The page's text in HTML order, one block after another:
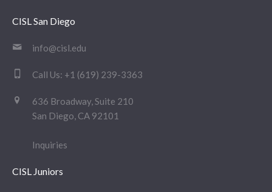
CISL San Diego
info@cisl.edu
Call Us: +1 (619) 239-3363
636 Broadway, Suite 210
San Diego, CA 92101
Inquiries
CISL Juniors